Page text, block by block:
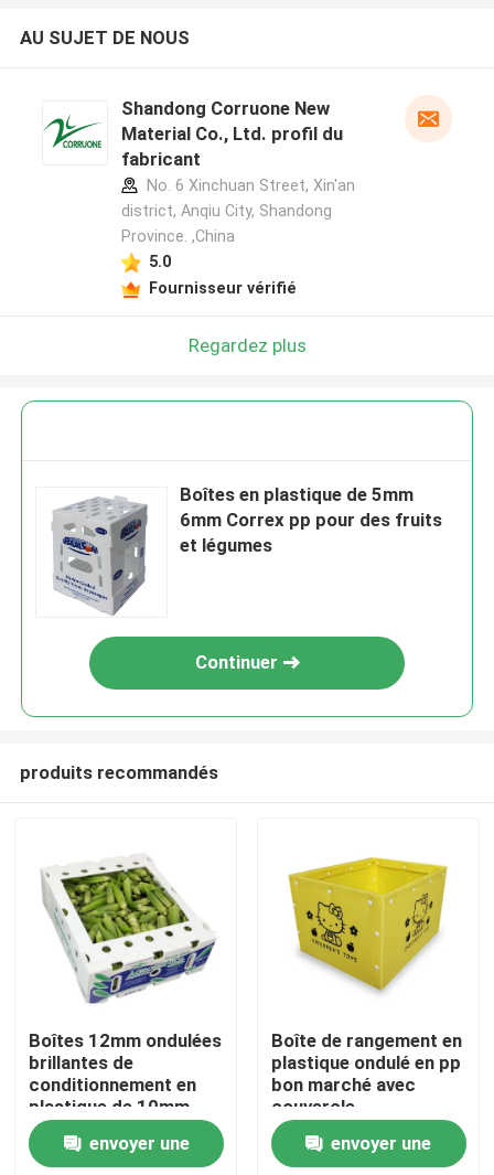
À la maison
Produits
Vidéos
AU SUJET DE NOUS
Shandong Corruone New
Material Co., Ltd. profil du
fabricant
No. 6 Xinchuan Street, Xin'an
district, Anqiu City, Shandong
Province. ,China
5.0
Fournisseur vérifié
Regardez plus
Boîtes en plastique de 5mm
6mm Correx pp pour des fruits
et légumes
Continuer
produits recommandés
Boîtes 12mm ondulées
brillantes de
conditionnement en
plastique de 10mm
avec le couvercle
envoyer une
Boîte de rangement en
plastique ondulé en pp
bon marché avec
couvercle
envoyer une